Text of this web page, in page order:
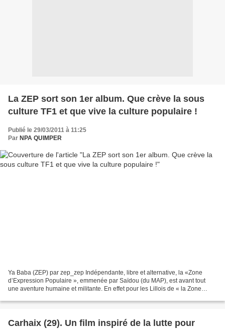
La ZEP sort son 1er album. Que crève la sous
culture TF1 et que vive la culture populaire !
Publié le 29/03/2011 à 11:25
Par NPA QUIMPER
Ya Baba (ZEP) par zep_zep Indépendante, libre et alternative, la «Zone
d’Expression Populaire », emmenée par Saïdou (du MAP), est avant tout
une aventure humaine et militante. En effet pour les Lillois de « la Zone
Carhaix (29). Un film inspiré de la lutte pour